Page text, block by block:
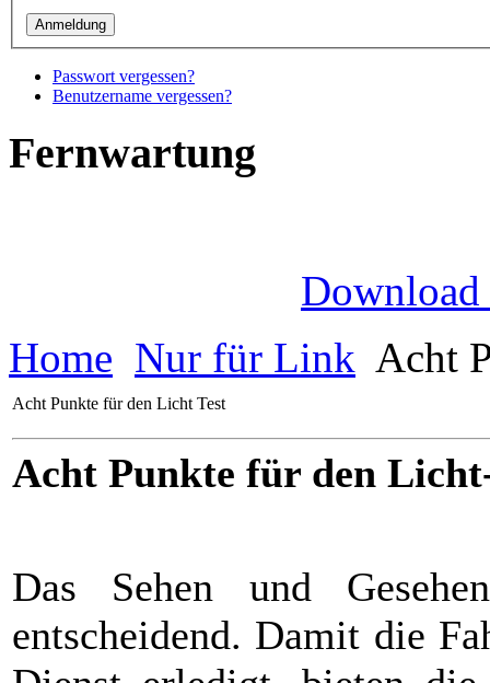
Passwort vergessen?
Benutzername vergessen?
Fernwartung
Download
Home Nur für Link Acht
Acht Punkte für den Licht Test
Acht Punkte für den
Das Sehen und
entscheidend. Damit die